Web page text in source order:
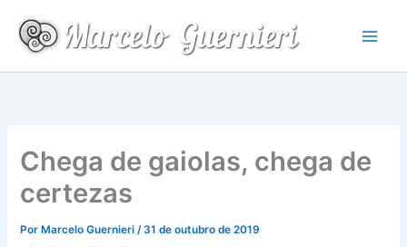
para
conteúdo
Chega de gaiolas, chega de
certezas
Por Marcelo Guernieri/31 de outubro de 2019